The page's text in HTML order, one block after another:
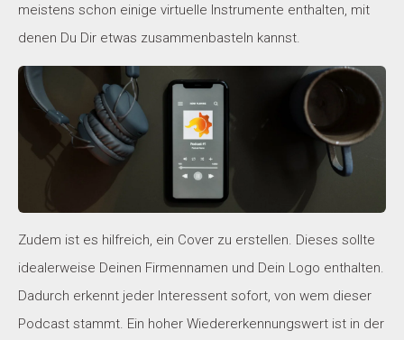
meistens schon einige virtuelle Instrumente enthalten, mit
denen Du Dir etwas zusammenbasteln kannst.
Zudem ist es hilfreich, ein Cover zu erstellen. Dieses sollte
idealerweise Deinen Firmennamen und Dein Logo enthalten.
Dadurch erkennt jeder Interessent sofort, von wem dieser
Podcast stammt. Ein hoher Wiedererkennungswert ist in der